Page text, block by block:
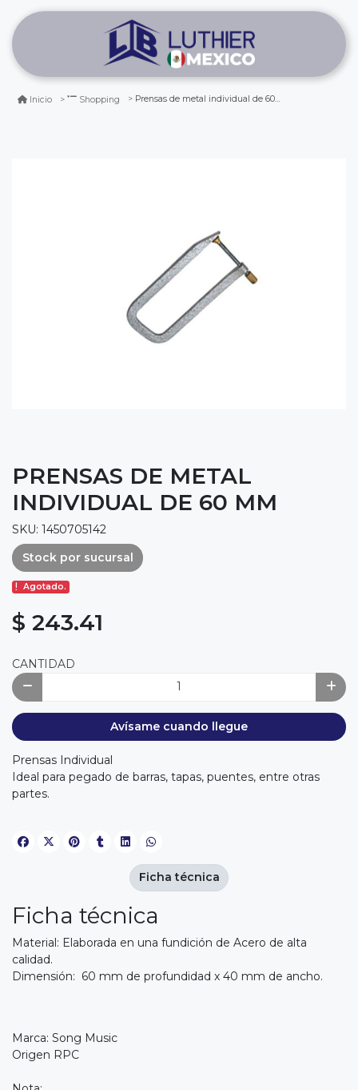
Inicio Shopping Prensas de metal individual de 60 mm
PRENSAS DE METAL
INDIVIDUAL DE 60 MM
SKU: 1450705142
Stock por sucursal
Agotado.
$ 243.41
CANTIDAD
Avísame cuando llegue
Prensas Individual
Ideal para pegado de barras, tapas, puentes, entre otras
partes.
Ficha técnica
Material: Elaborada en una fundición de Acero de alta
calidad.
Dimensión: 60 mm de profundidad x 40 mm de ancho.
Marca: Song Music
Origen RPC
Ficha técnica